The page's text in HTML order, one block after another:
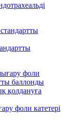
фоли катетері